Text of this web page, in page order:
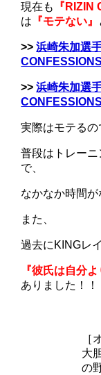
現在も 『RIZIN
は 『モテない』
>>浜崎朱加選
CONFESSIONS
>>浜崎朱加選
CONFESSIONS
実際はモテるの
普段はトレー
で、
なかなか時間が
また、
過去にKINGレ
『彼氏は自分
ありました！！
［
大
の